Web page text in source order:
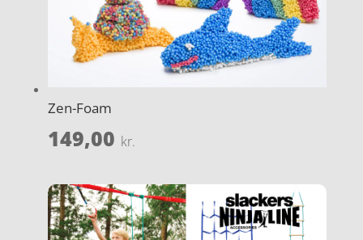
Zen-Foam
149,00 kr.